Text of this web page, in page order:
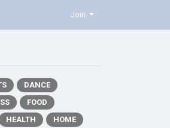
Join
DANCE
FOOD
HEALTH
HOME